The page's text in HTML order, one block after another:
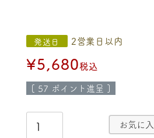
発送日 2営業日以内
¥5,680税込
[ 57 ポイント進呈 ]
お気に